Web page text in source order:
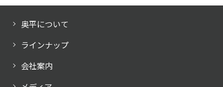
奥平について
ラインナップ
会社案内